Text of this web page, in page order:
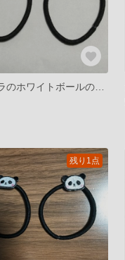
キラキラのホワイトボールのヘアゴム
残り1点